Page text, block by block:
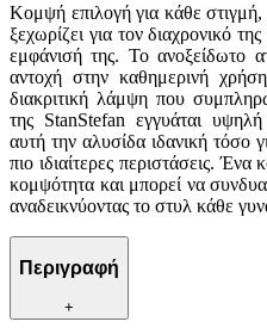
Κομψή επιλογή για κάθε
ξεχωρίζει για τον διαχρονικό
εμφάνισή της. Το ανοξείδωτο
αντοχή στην καθημερινή
διακριτική λάμψη που
της StanStefan εγγυάται
αυτή την αλυσίδα ιδανική τόσο
πιο ιδιαίτερες περιστάσεις.
κομψότητα και μπορεί να
αναδεικνύοντας το στυλ κάθε
Περιγραφή
+